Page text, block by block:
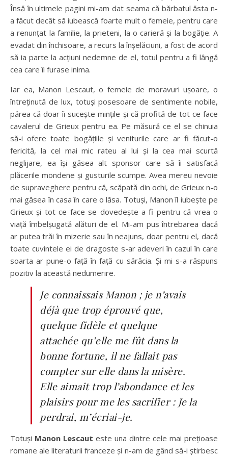
Însă în ultimele pagini mi-am dat seama că bărbatul ăsta n-
a făcut decât să iubească foarte mult o femeie, pentru care
a renunțat la familie, la prieteni, la o carieră și la bogăție. A
evadat din închisoare, a recurs la înșelăciuni, a fost de acord
să ia parte la acțiuni nedemne de el, totul pentru a fi lângă
cea care îi furase inima.
Iar ea, Manon Lescaut, o femeie de moravuri ușoare, o
întreținută de lux, totuși posesoare de sentimente nobile,
părea că doar îi sucește mințile și că profită de tot ce face
cavalerul de Grieux pentru ea. Pe măsură ce el se chinuia
să-i ofere toate bogățiile și veniturile care ar fi făcut-o
fericită, la cel mai mic rateu al lui și la cea mai scurtă
neglijare, ea își găsea alt sponsor care să îi satisfacă
plăcerile mondene și gusturile scumpe. Avea mereu nevoie
de supraveghere pentru că, scăpată din ochi, de Grieux n-o
mai găsea în casa în care o lăsa. Totuși, Manon îl iubește pe
Grieux și tot ce face se dovedește a fi pentru că vrea o
viață îmbelșugată alături de el. Mi-am pus întrebarea dacă
ar putea trăi în mizerie sau în neajuns, doar pentru el, dacă
toate cuvintele ei de dragoste s-ar adeveri în cazul în care
soarta ar pune-o față în față cu sărăcia. Și mi s-a răspuns
pozitiv la această nedumerire.
Je connaissais Manon ; je n’avais
déjà que trop éprouvé que,
quelque fidèle et quelque
attachée qu’elle me fût dans la
bonne fortune, il ne fallait pas
compter sur elle dans la misère.
Elle aimait trop l’abondance et les
plaisirs pour me les sacrifier : Je la
perdrai, m’écriai-je.
Totuși Manon Lescaut este una dintre cele mai prețioase
romane ale literaturii franceze și n-am de gând să-i știrbesc